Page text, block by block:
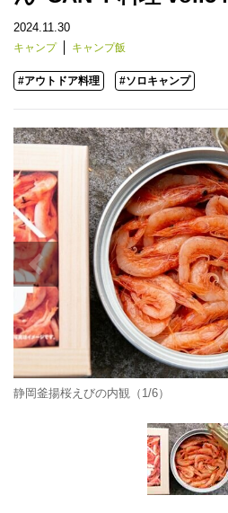
2024.11.30
キャンプ キャンプ飯
#アウトドア料理 #ソロキャンプ
静岡釜揚桜えびの内観（1/6）